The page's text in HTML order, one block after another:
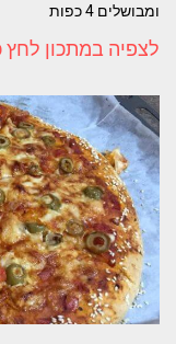
ומבושלים 4 כפות
לצפיה במתכון לחץ